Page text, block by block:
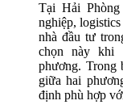
Tại Hải
nghiệp,
nhà đầu tư
chọn này khi
phương. Trong
giữa hai
định phù hợp